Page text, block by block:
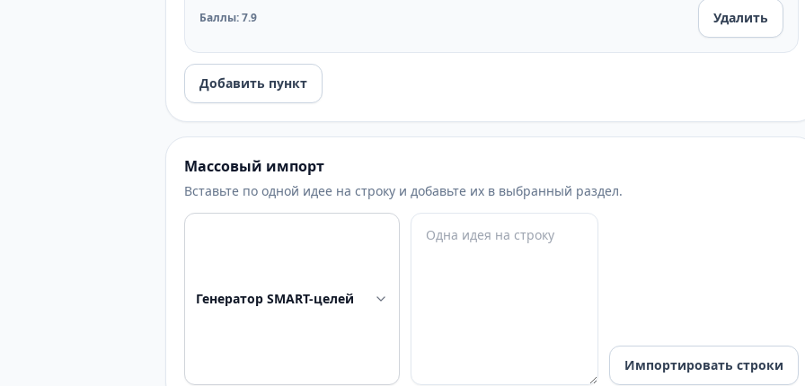
Баллы:7.9 Удалить
Добавить пункт
Массовый импорт
Вставьте по одной идее на строку и добавьте их в выбранный раздел.
Импортировать строки